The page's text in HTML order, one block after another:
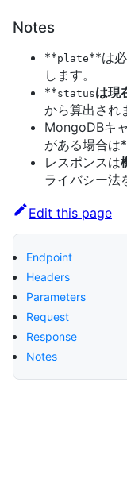
Notes
**plate**は
します。
**statusは現
から算出され
MongoDBキ
がある場合は
レスポンスは
ライバシー法
Edit this page
Endpoint
Headers
Parameters
Request
Response
Notes